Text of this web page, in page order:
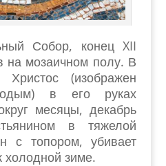
Собор, конец XII
на мозаичном полу. В
(изображен
в его руках
месяцы, декабрь
в тяжелой
с топором, убивает
холодной зиме.